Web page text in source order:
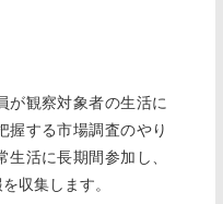
が観察対象者の生活に
握する市場調査のやり
活に長期間参加し、
収集します。